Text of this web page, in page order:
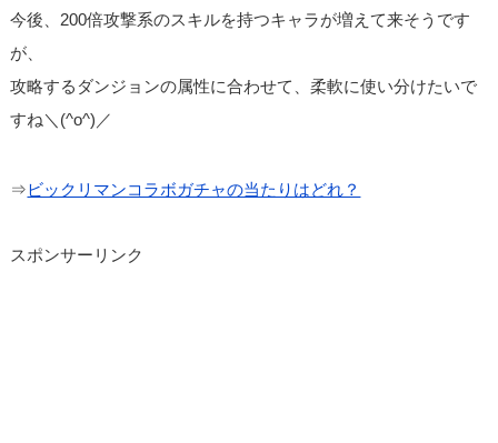
今後、200倍攻撃系のスキルを持つキャラが増えて来そうです
が、
攻略するダンジョンの属性に合わせて、柔軟に使い分けたいで
すね＼(^o^)／
⇒ビックリマンコラボガチャの当たりはどれ？
スポンサーリンク